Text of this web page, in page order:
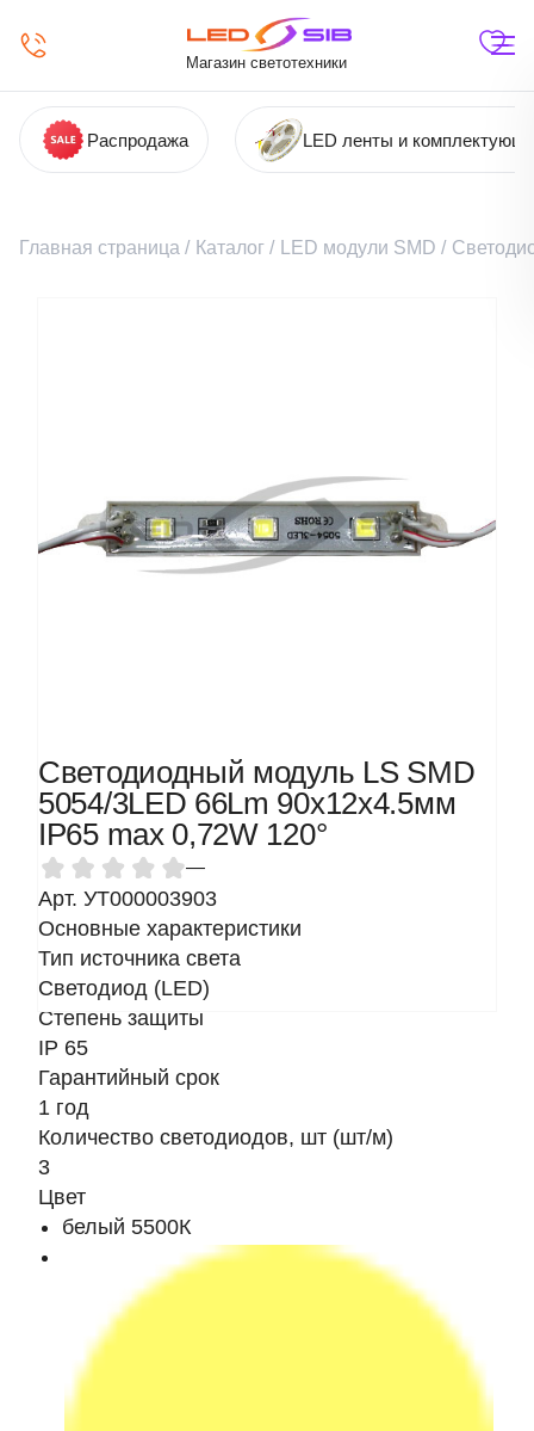
Магазин светотехники
Распродажа LED ленты и
Главная страница / Каталог / LED модули SMD /
Светодиодный модуль LS SMD
5054/3LED 66Lm 90х12х4.5мм
IP65 max 0,72W 120°
—
Арт. УТ000003903
Основные характеристики
Тип источника света
Светодиод (LED)
Степень защиты
IP 65
Гарантийный срок
1 год
Количество светодиодов, шт (шт/м)
3
Цвет
белый 5500К